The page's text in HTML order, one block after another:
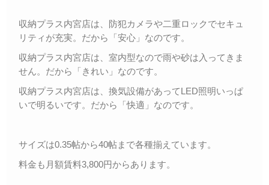
収納プラス内宮店は、防犯カメラや二重ロックでセキュ
リティが充実。だから「安心」なのです。
収納プラス内宮店は、室内型なので雨や砂は入ってきま
せん。だから「きれい」なのです。
収納プラス内宮店は、換気設備があってLED照明いっぱ
いで明るいです。だから「快適」なのです。
サイズは0.35帖から40帖まで各種揃えています。
料金も月額賃料3,800円からあります。